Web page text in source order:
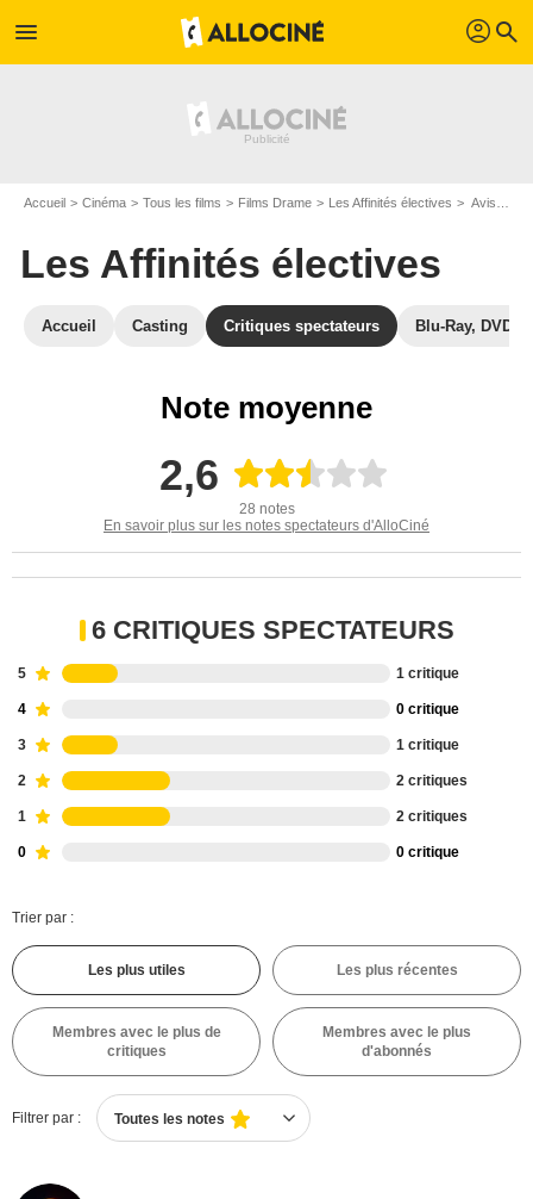
menu profil search
Accueil Cinéma Tous les films Films Drame Les Affinités électives Avis sur Les Affinités électives
Les Affinités électives
Accueil Casting Critiques spectateurs Blu-Ray, DVD
Note moyenne
2,6
28 notes
En savoir plus sur les notes spectateurs d'AlloCiné
6 CRITIQUES SPECTATEURS
5 1 critique
4 0 critique
3 1 critique
2 2 critiques
1 2 critiques
0 0 critique
Trier par :
Les plus utiles Les plus récentes
Membres avec le plus de
critiques
Membres avec le plus
d'abonnés
Filtrer par : Toutes les notes